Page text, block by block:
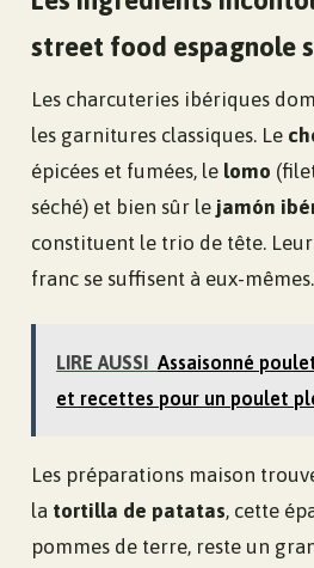
street food espagnole
Les charcuteries ibériques
les garnitures classiques. Le
épicées et fumées, le lomo
séché) et bien sûr le jamón
constituent le trio de tête.
franc se suffisent à eux-mêmes.
LIRE AUSSI Assaisonné
et recettes pour un poulet
Les préparations maison
la tortilla de patatas, cette
pommes de terre, reste un